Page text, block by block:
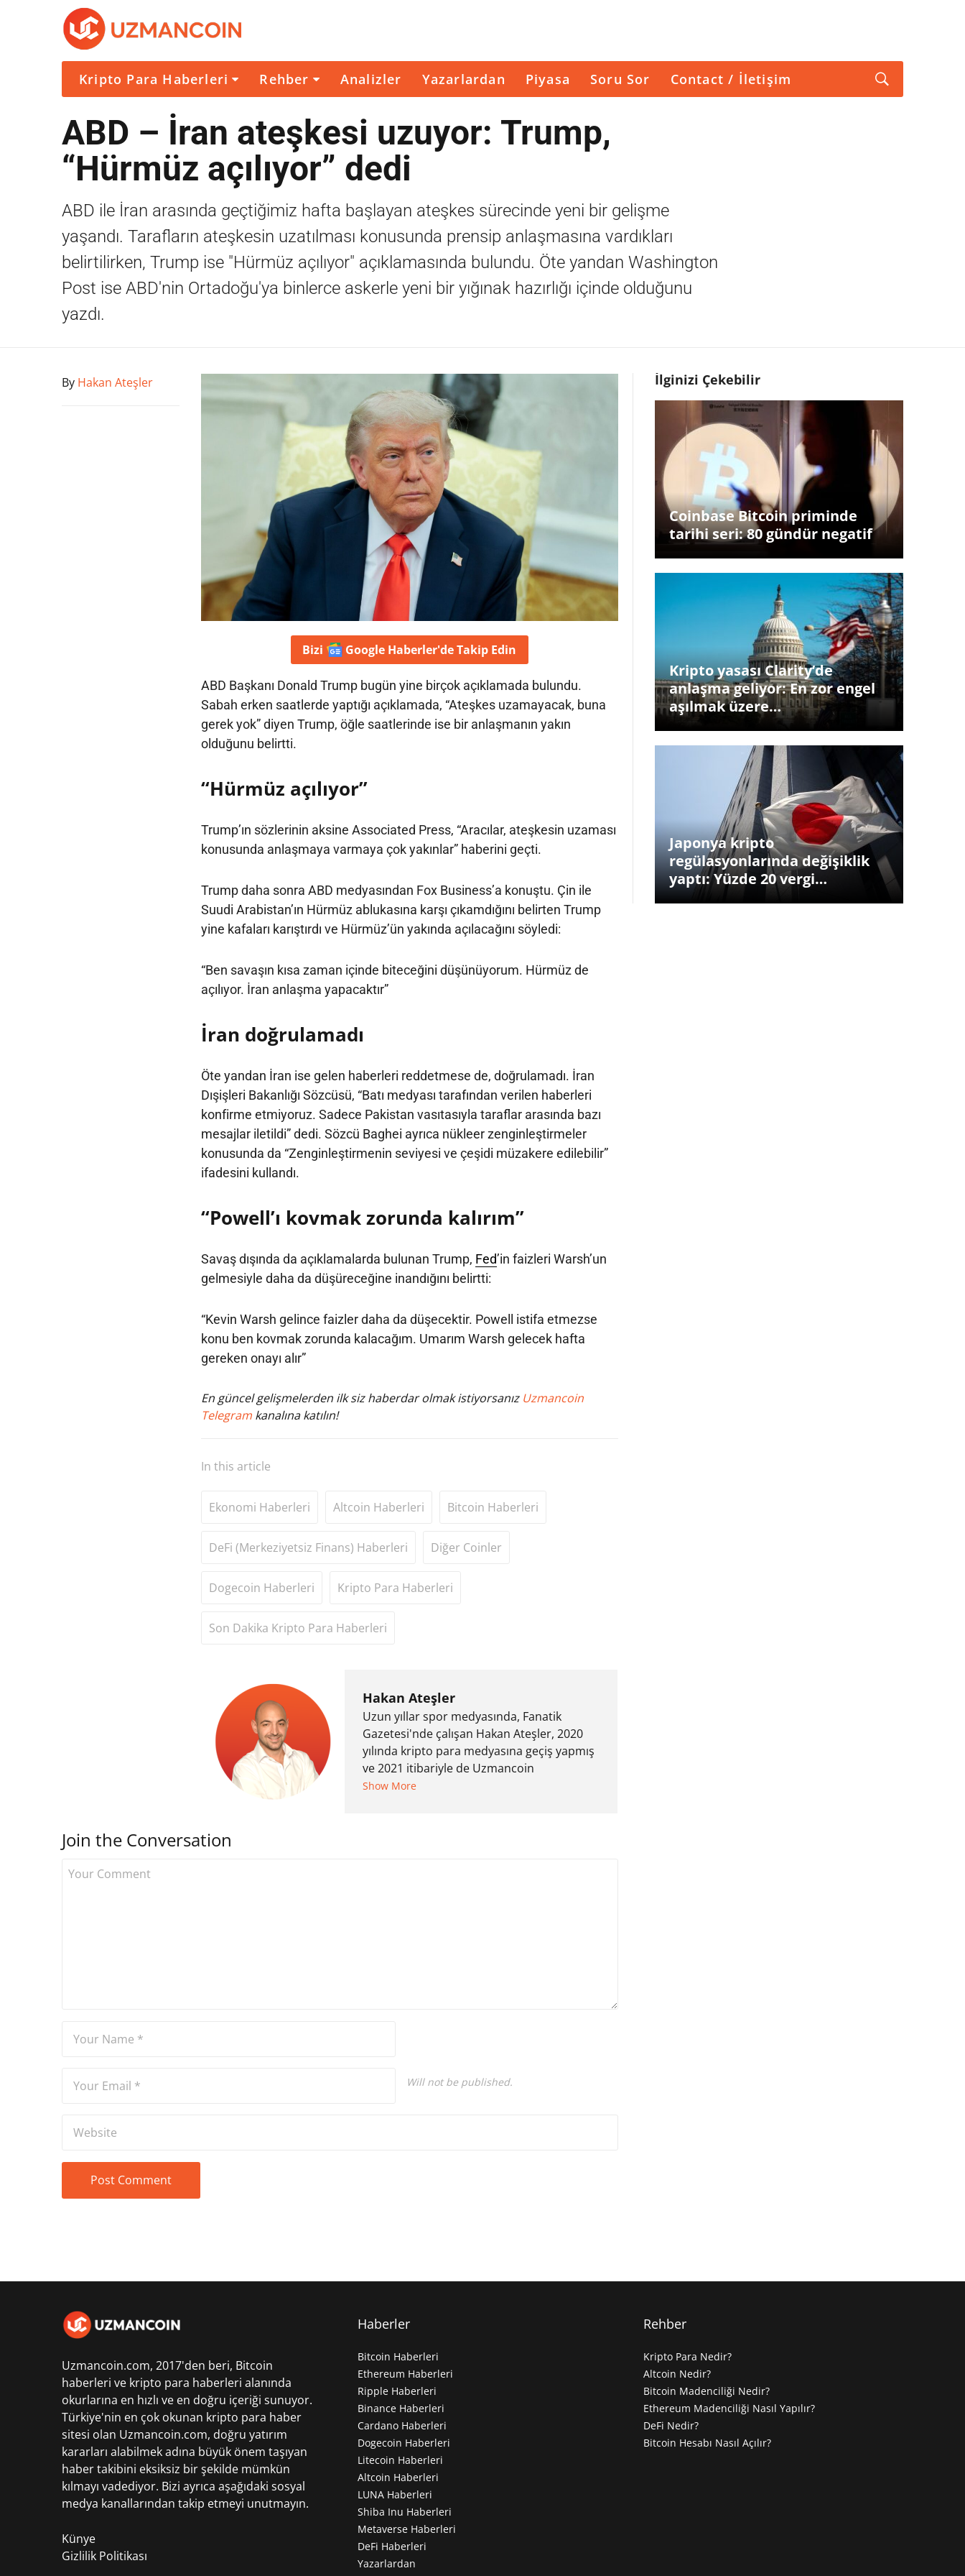
Kripto Para Haberleri Rehber Analizler Yazarlardan Piyasa Soru Sor Contact / İletişim
ABD – İran ateşkesi uzuyor: Trump,
“Hürmüz açılıyor” dedi
ABD ile İran arasında geçtiğimiz hafta başlayan ateşkes sürecinde yeni bir gelişme
yaşandı. Tarafların ateşkesin uzatılması konusunda prensip anlaşmasına vardıkları
belirtilirken, Trump ise "Hürmüz açılıyor" açıklamasında bulundu. Öte yandan Washington
Post ise ABD'nin Ortadoğu'ya binlerce askerle yeni bir yığınak hazırlığı içinde olduğunu
yazdı.
By Hakan Ateşler
Bizi Google Haberler'deTakip Edin
ABD Başkanı Donald Trump bugün yine birçok açıklamada bulundu.
Sabah erken saatlerde yaptığı açıklamada, “Ateşkes uzamayacak, buna
gerek yok” diyen Trump, öğle saatlerinde ise bir anlaşmanın yakın
olduğunu belirtti.
“Hürmüz açılıyor”
Trump’ın sözlerinin aksine Associated Press, “Aracılar, ateşkesin uzaması
konusunda anlaşmaya varmaya çok yakınlar” haberini geçti.
Trump daha sonra ABD medyasından Fox Business’a konuştu. Çin ile
Suudi Arabistan’ın Hürmüz ablukasına karşı çıkamdığını belirten Trump
yine kafaları karıştırdı ve Hürmüz’ün yakında açılacağını söyledi:
“Ben savaşın kısa zaman içinde biteceğini düşünüyorum. Hürmüz de
açılıyor. İran anlaşma yapacaktır”
İran doğrulamadı
Öte yandan İran ise gelen haberleri reddetmese de, doğrulamadı. İran
Dışişleri Bakanlığı Sözcüsü, “Batı medyası tarafından verilen haberleri
konfirme etmiyoruz. Sadece Pakistan vasıtasıyla taraflar arasında bazı
mesajlar iletildi” dedi. Sözcü Baghei ayrıca nükleer zenginleştirmeler
konusunda da “Zenginleştirmenin seviyesi ve çeşidi müzakere edilebilir”
ifadesini kullandı.
“Powell’ı kovmak zorunda kalırım”
Savaş dışında da açıklamalarda bulunan Trump, Fed’in faizleri Warsh’un
gelmesiyle daha da düşüreceğine inandığını belirtti:
“Kevin Warsh gelince faizler daha da düşecektir. Powell istifa etmezse
konu ben kovmak zorunda kalacağım. Umarım Warsh gelecek hafta
gereken onayı alır”
En güncel gelişmelerden ilk siz haberdar olmak istiyorsanız Uzmancoin
Telegram kanalına katılın!
In this article
Ekonomi Haberleri Altcoin Haberleri Bitcoin Haberleri
DeFi (Merkeziyetsiz Finans) Haberleri Diğer Coinler
Dogecoin Haberleri Kripto Para Haberleri
Son Dakika Kripto Para Haberleri
Hakan Ateşler
Uzun yıllar spor medyasında, Fanatik
Gazetesi'nde çalışan Hakan Ateşler, 2020
yılında kripto para medyasına geçiş yapmış
ve 2021 itibariyle de Uzmancoin
bünyesinde çalışmaya başlamıştır. Notre
Show More
Join the Conversation
Will not be published.
İlginizi Çekebilir
Coinbase Bitcoin priminde
tarihi seri: 80 gündür negatif
Kripto yasası Clarity’de
anlaşma geliyor: En zor engel
aşılmak üzere…
Japonya kripto
regülasyonlarında değişiklik
yaptı: Yüzde 20 vergi…
Uzmancoin.com, 2017'den beri, Bitcoin
haberleri ve kripto para haberleri alanında
okurlarına en hızlı ve en doğru içeriği sunuyor.
Türkiye'nin en çok okunan kripto para haber
sitesi olan Uzmancoin.com, doğru yatırım
kararları alabilmek adına büyük önem taşıyan
haber takibini eksiksiz bir şekilde mümkün
kılmayı vadediyor. Bizi ayrıca aşağıdaki sosyal
medya kanallarından takip etmeyi unutmayın.
Künye
Gizlilik Politikası
Haberler
Bitcoin Haberleri
Ethereum Haberleri
Ripple Haberleri
Binance Haberleri
Cardano Haberleri
Dogecoin Haberleri
Litecoin Haberleri
Altcoin Haberleri
LUNA Haberleri
Shiba Inu Haberleri
Metaverse Haberleri
DeFi Haberleri
Yazarlardan
Rehber
Kripto Para Nedir?
Altcoin Nedir?
Bitcoin Madenciliği Nedir?
Ethereum Madenciliği Nasıl Yapılır?
DeFi Nedir?
Bitcoin Hesabı Nasıl Açılır?